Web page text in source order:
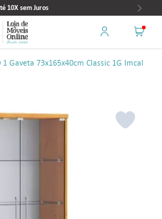
10X sem Juros
Gaveta 73x165x40cm Classic 1G Imcal